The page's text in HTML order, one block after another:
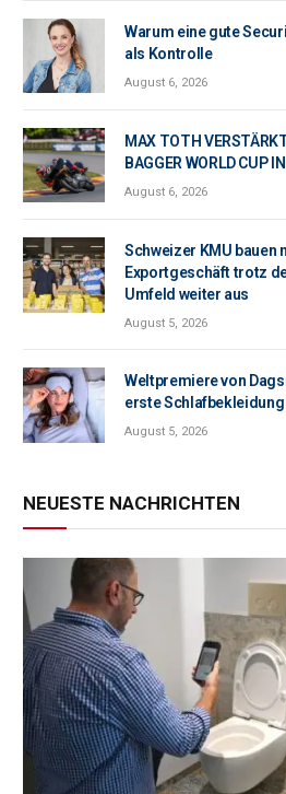
Warum eine gute
als Kontrolle
August 6, 2026
MAX TOTH
BAGGER WORLD CUP
August 6, 2026
Schweizer KMU bauen
Exportgeschäft trotz
Umfeld weiter aus
August 5, 2026
Weltpremiere von
erste
August 5, 2026
NEUESTE NACHRICHTEN